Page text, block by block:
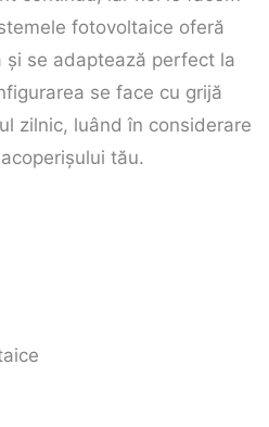
fotovoltaice oferă
se adaptează perfect la
se face cu grijă
zilnic, luând în considerare
tău.